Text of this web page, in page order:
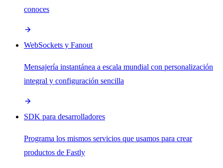
conoces
WebSockets y Fanout
Mensajería instantánea a escala mundial con personalización
integral y configuración sencilla
SDK para desarrolladores
Programa los mismos servicios que usamos para crear
productos de Fastly